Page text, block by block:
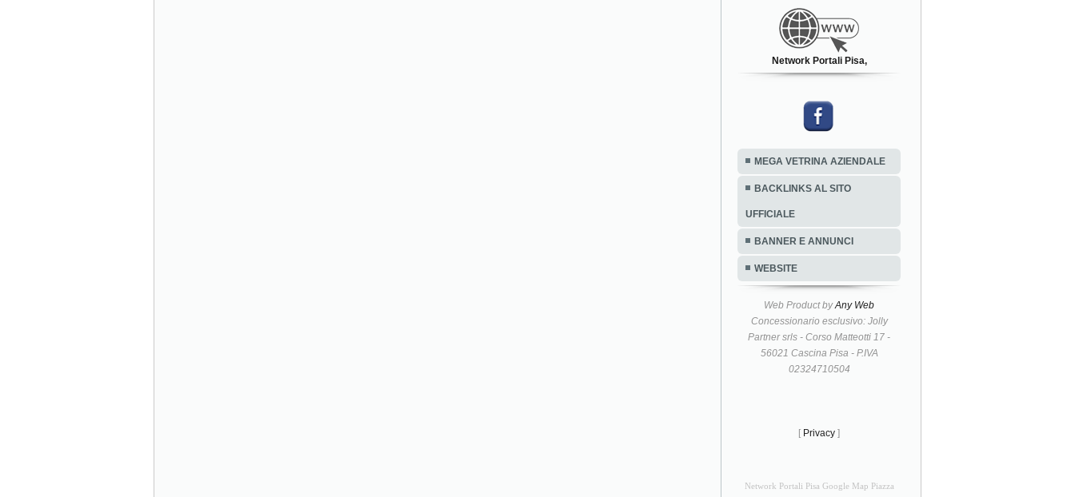
Network Portali Pisa,
MEGA VETRINA AZIENDALE
BACKLINKS AL SITO
UFFICIALE
BANNER E ANNUNCI
WEBSITE
Web Product byAny Web
Concessionario esclusivo: Jolly
Partner srls - Corso Matteotti 17 -
56021 Cascina Pisa - P.IVA
02324710504
[ Privacy ]
Network Portali Pisa Google Map Piazza